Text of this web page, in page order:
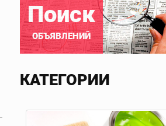
Поиск
ОБЪЯВЛЕНИЙ
КАТЕГОРИИ